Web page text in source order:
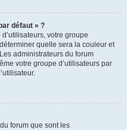
défaut » ?
votre groupe
quelle sera la couleur et
administrateurs du forum
votre groupe d’utilisateurs par
forum que sont les